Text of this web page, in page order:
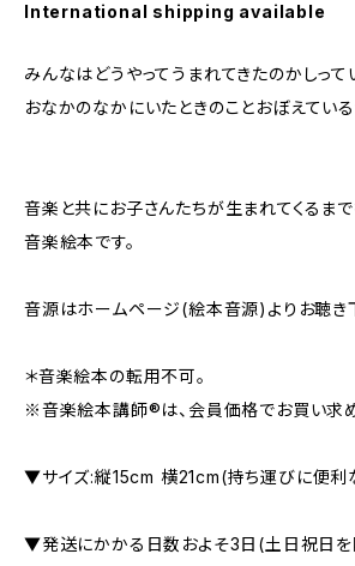
International shipping available
みんなはどうやってうまれてきたのかしって
おなかのなかにいたときのことおぼえてい
音楽と共にお子さんたちが生まれてくるま
音楽絵本です。
音源はホームページ(絵本音源)よりお聴き
＊音楽絵本の転用不可。
※音楽絵本講師®︎は、会員価格でお買い求め
▼サイズ:縦15cm 横21cm(持ち運びに便利
▼発送にかかる日数およそ3日(土日祝日を